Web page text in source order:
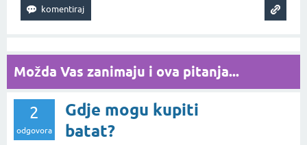
Možda Vas zanimaju i ova pitanja...
2
odgovora
Gdje mogu kupiti
batat?